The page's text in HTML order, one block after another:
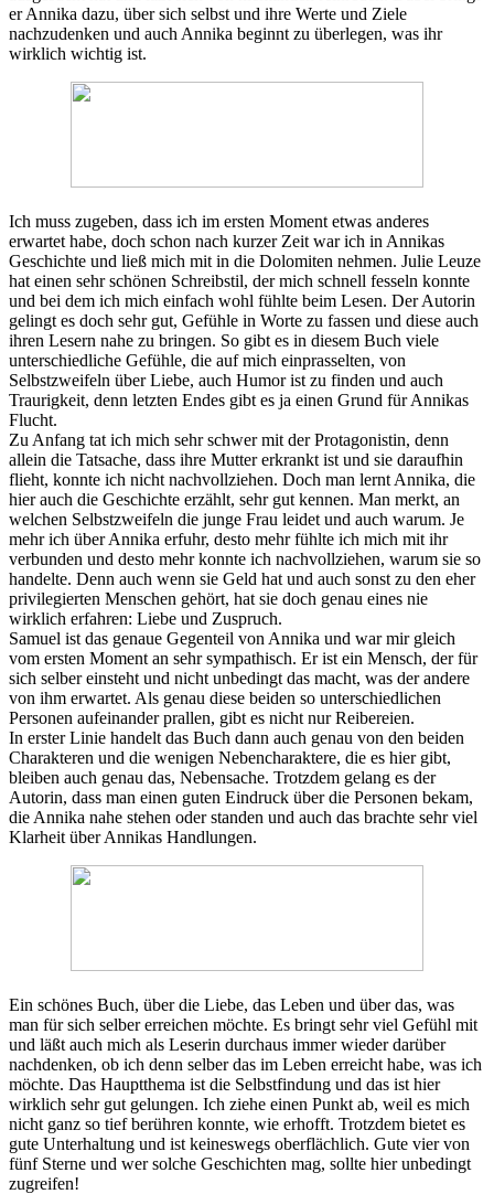
er Annika dazu, über sich selbst und ihre Werte und Ziele
nachzudenken und auch Annika beginnt zu überlegen, was ihr
wirklich wichtig ist.
Ich muss zugeben, dass ich im ersten Moment etwas anderes
erwartet habe, doch schon nach kurzer Zeit war ich in Annikas
Geschichte und ließ mich mit in die Dolomiten nehmen. Julie Leuze
hat einen sehr schönen Schreibstil, der mich schnell fesseln konnte
und bei dem ich mich einfach wohl fühlte beim Lesen. Der Autorin
gelingt es doch sehr gut, Gefühle in Worte zu fassen und diese auch
ihren Lesern nahe zu bringen. So gibt es in diesem Buch viele
unterschiedliche Gefühle, die auf mich einprasselten, von
Selbstzweifeln über Liebe, auch Humor ist zu finden und auch
Traurigkeit, denn letzten Endes gibt es ja einen Grund für Annikas
Flucht.
Zu Anfang tat ich mich sehr schwer mit der Protagonistin, denn
allein die Tatsache, dass ihre Mutter erkrankt ist und sie daraufhin
flieht, konnte ich nicht nachvollziehen. Doch man lernt Annika, die
hier auch die Geschichte erzählt, sehr gut kennen. Man merkt, an
welchen Selbstzweifeln die junge Frau leidet und auch warum. Je
mehr ich über Annika erfuhr, desto mehr fühlte ich mich mit ihr
verbunden und desto mehr konnte ich nachvollziehen, warum sie so
handelte. Denn auch wenn sie Geld hat und auch sonst zu den eher
privilegierten Menschen gehört, hat sie doch genau eines nie
wirklich erfahren: Liebe und Zuspruch.
Samuel ist das genaue Gegenteil von Annika und war mir gleich
vom ersten Moment an sehr sympathisch. Er ist ein Mensch, der für
sich selber einsteht und nicht unbedingt das macht, was der andere
von ihm erwartet. Als genau diese beiden so unterschiedlichen
Personen aufeinander prallen, gibt es nicht nur Reibereien.
In erster Linie handelt das Buch dann auch genau von den beiden
Charakteren und die wenigen Nebencharaktere, die es hier gibt,
bleiben auch genau das, Nebensache. Trotzdem gelang es der
Autorin, dass man einen guten Eindruck über die Personen bekam,
die Annika nahe stehen oder standen und auch das brachte sehr viel
Klarheit über Annikas Handlungen.
Ein schönes Buch, über die Liebe, das Leben und über das, was
man für sich selber erreichen möchte. Es bringt sehr viel Gefühl mit
und läßt auch mich als Leserin durchaus immer wieder darüber
nachdenken, ob ich denn selber das im Leben erreicht habe, was ich
möchte. Das Hauptthema ist die Selbstfindung und das ist hier
wirklich sehr gut gelungen. Ich ziehe einen Punkt ab, weil es mich
nicht ganz so tief berühren konnte, wie erhofft. Trotzdem bietet es
gute Unterhaltung und ist keineswegs oberflächlich. Gute vier von
fünf Sterne und wer solche Geschichten mag, sollte hier unbedingt
zugreifen!